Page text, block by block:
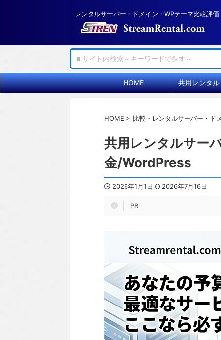
レンタルサーバー・ドメイン・WPテーマ比較評価
HOME
HOME > 比較・レンタルサーバー・ド
共用レンタルサー
金/WordPress
2026年1月1日 2026年7月16日
PR